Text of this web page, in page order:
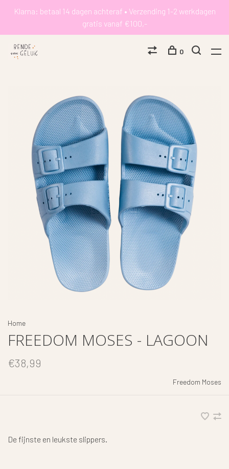
Klarna: betaal 14 dagen achteraf • Verzending 1-2 werkdagen
gratis vanaf €100,-
0
Home
FREEDOM MOSES - LAGOON
€38,99
Freedom Moses
De fijnste en leukste slippers.